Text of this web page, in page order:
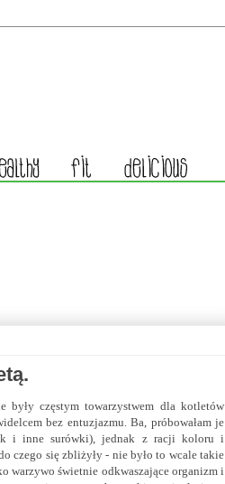
były częstym towarzystwem dla kotletów
bez entuzjazmu. Ba, próbowałam je
i inne surówki), jednak z racji koloru i
czego się zbliżyły - nie było to wcale takie
warzywo świetnie odkwaszające organizm i